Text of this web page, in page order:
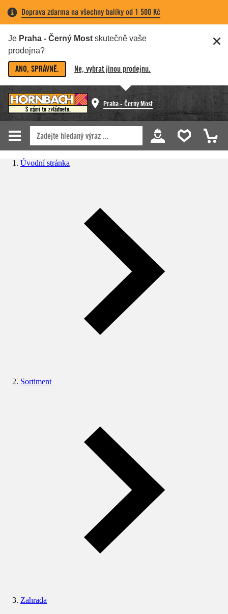
Doprava zdarma na všechny balíky od 1 500 Kč
Je Praha - Černý Most skutečně vaše
prodejna?
ANO, SPRÁVNĚ. Ne, vybrat jinou prodejnu.
Praha - Černý Most
Úvodní stránka
Sortiment
Zahrada